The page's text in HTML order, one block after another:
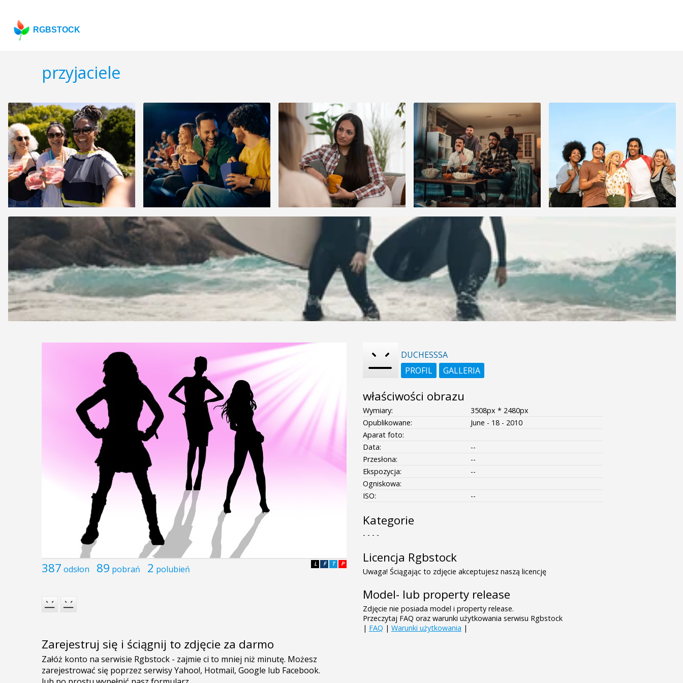
RGBSTOCK
przyjaciele
387 odsłon 89 pobrań 2 polubień P
T
F
L
Zarejestruj się i ściągnij to zdjęcie za darmo
DUCHESSSA
PROFIL
GALLERIA
właściwości obrazu
Wymiary:
3508px * 2480px
Opublikowane:
June - 18 - 2010
Aparat foto:
Data:
--
Przesłona:
--
Ekspozycja:
--
Ogniskowa:
ISO:
--
Kategorie
- - - -
Licencja Rgbstock
Uwaga! Ściągając to zdjęcie akceptujesz naszą licencję
Model- lub property release
Zdjęcie nie posiada model i property release.
Przeczytaj FAQ oraz warunki użytkowania serwisu Rgbstock
| FAQ | Warunki użytkowania |